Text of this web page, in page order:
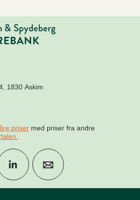
1830 Askim
priser med priser fra andre